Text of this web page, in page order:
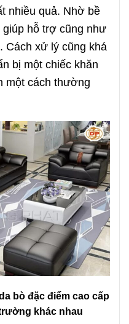
nhiều quả. Nhờ bề
giúp hỗ trợ cũng như
Cách xử lý cũng khá
bị một chiếc khăn
một cách thường
bò đặc điểm cao cấp
khác nhau